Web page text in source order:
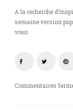
A la recherche
semaine version
vous
Commentaires